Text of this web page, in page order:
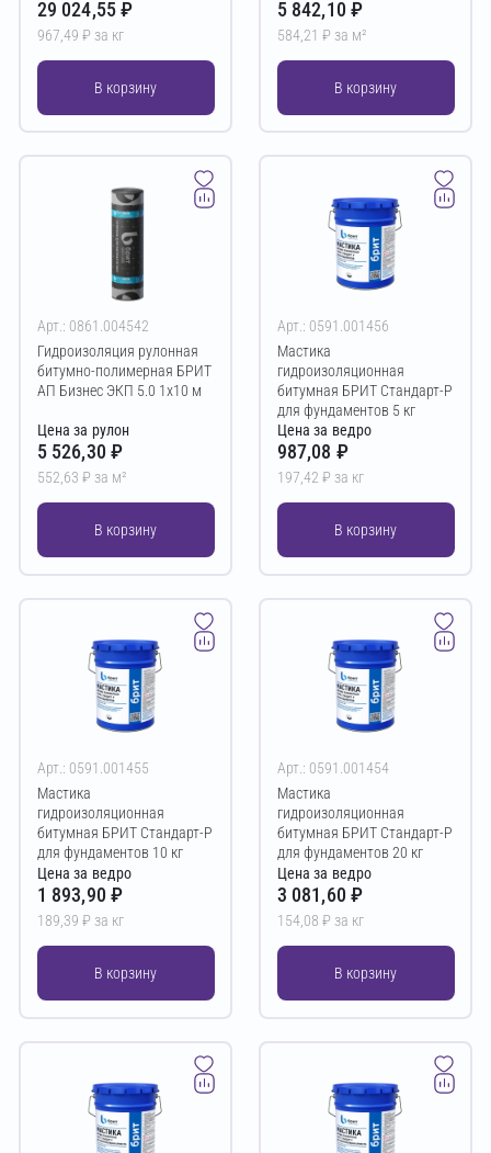
29 024,55 ₽
967,49 ₽ за кг
В корзину
5 842,10 ₽
584,21 ₽ за м²
В корзину
Арт.: 0861.004542
Гидроизоляция рулонная
битумно-полимерная БРИТ
АП Бизнес ЭКП 5.0 1х10 м
Цена за рулон
5 526,30 ₽
552,63 ₽ за м²
В корзину
Арт.: 0591.001456
Мастика
гидроизоляционная
битумная БРИТ Стандарт-Р
для фундаментов 5 кг
Цена за ведро
987,08 ₽
197,42 ₽ за кг
В корзину
Арт.: 0591.001455
Мастика
гидроизоляционная
битумная БРИТ Стандарт-Р
для фундаментов 10 кг
Цена за ведро
1 893,90 ₽
189,39 ₽ за кг
В корзину
Арт.: 0591.001454
Мастика
гидроизоляционная
битумная БРИТ Стандарт-Р
для фундаментов 20 кг
Цена за ведро
3 081,60 ₽
154,08 ₽ за кг
В корзину